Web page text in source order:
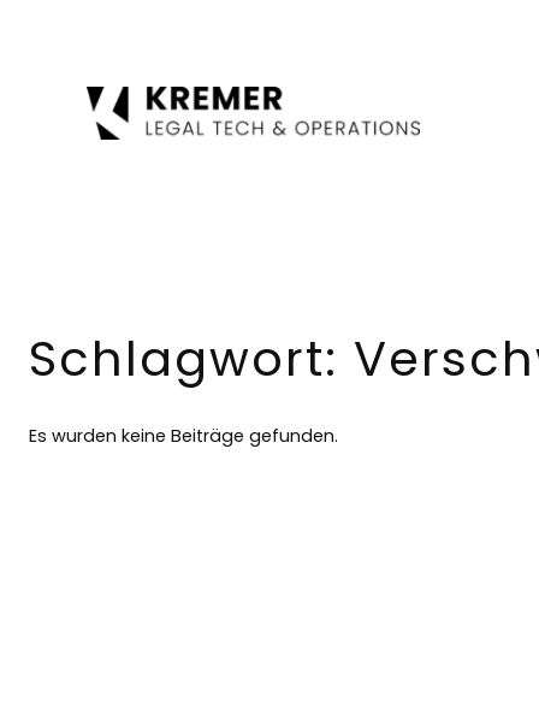
Schlagwort:
Es wurden keine Beiträge gefunden.